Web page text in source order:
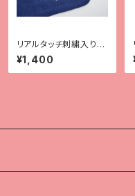
リアルタッチ刺繍入りガ
ーゼハンカチ【レオパ
（ハイイエロー）】
¥1,400